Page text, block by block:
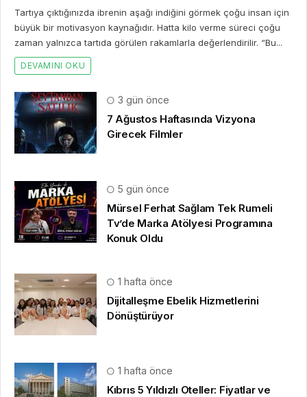
Tartıya çıktığınızda ibrenin aşağı indiğini görmek çoğu insan için
büyük bir motivasyon kaynağıdır. Hatta kilo verme süreci çoğu
zaman yalnızca tartıda görülen rakamlarla değerlendirilir. “Bu...
DEVAMINI OKU
3 gün önce
7 Ağustos Haftasında Vizyona
Girecek Filmler
5 gün önce
Mürsel Ferhat Sağlam Tek Rumeli
Tv’de Marka Atölyesi Programına
Konuk Oldu
1 hafta önce
Dijitalleşme Ebelik Hizmetlerini
Dönüştürüyor
1 hafta önce
Kıbrıs 5 Yıldızlı Oteller: Fiyatlar ve